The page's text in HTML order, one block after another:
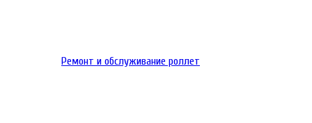
Ремонт и обслуживание роллет